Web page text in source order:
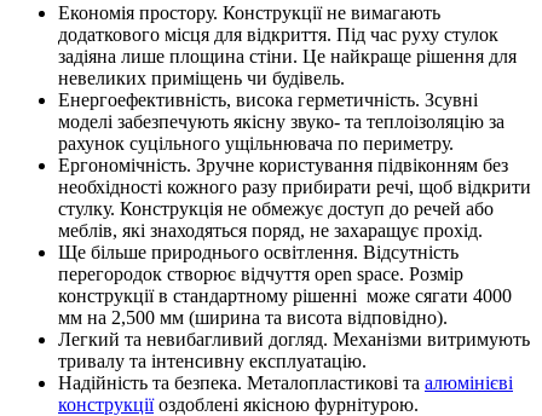
Економія простору. Конструкції не вимагають
додаткового місця для відкриття. Під час руху стулок
задіяна лише площина стіни. Це найкраще рішення для
невеликих приміщень чи будівель.
Енергоефективність, висока герметичність. Зсувні
моделі забезпечують якісну звуко- та теплоізоляцію за
рахунок суцільного ущільнювача по периметру.
Ергономічність. Зручне користування підвіконням без
необхідності кожного разу прибирати речі, щоб відкрити
стулку. Конструкція не обмежує доступ до речей або
меблів, які знаходяться поряд, не захаращує прохід.
Ще більше природнього освітлення. Відсутність
перегородок створює відчуття open space. Розмір
конструкції в стандартному рішенні може сягати 4000
мм на 2,500 мм (ширина та висота відповідно).
Легкий та невибагливий догляд. Механізми витримують
тривалу та інтенсивну експлуатацію.
Надійність та безпека. Металопластикові та алюмінієві
конструкціїоздоблені якісною фурнітурою.